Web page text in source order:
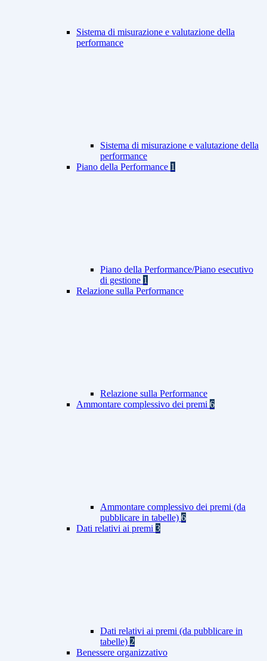
Sistema di misurazione e valutazione della
performance
Sistema di misurazione e valutazione della
performance
Piano della Performance 1
Piano della Performance/Piano esecutivo
di gestione 1
Relazione sulla Performance
Relazione sulla Performance
Ammontare complessivo dei premi 6
Ammontare complessivo dei premi (da
pubblicare in tabelle) 6
Dati relativi ai premi 3
Dati relativi ai premi (da pubblicare in
tabelle) 2
Benessere organizzativo